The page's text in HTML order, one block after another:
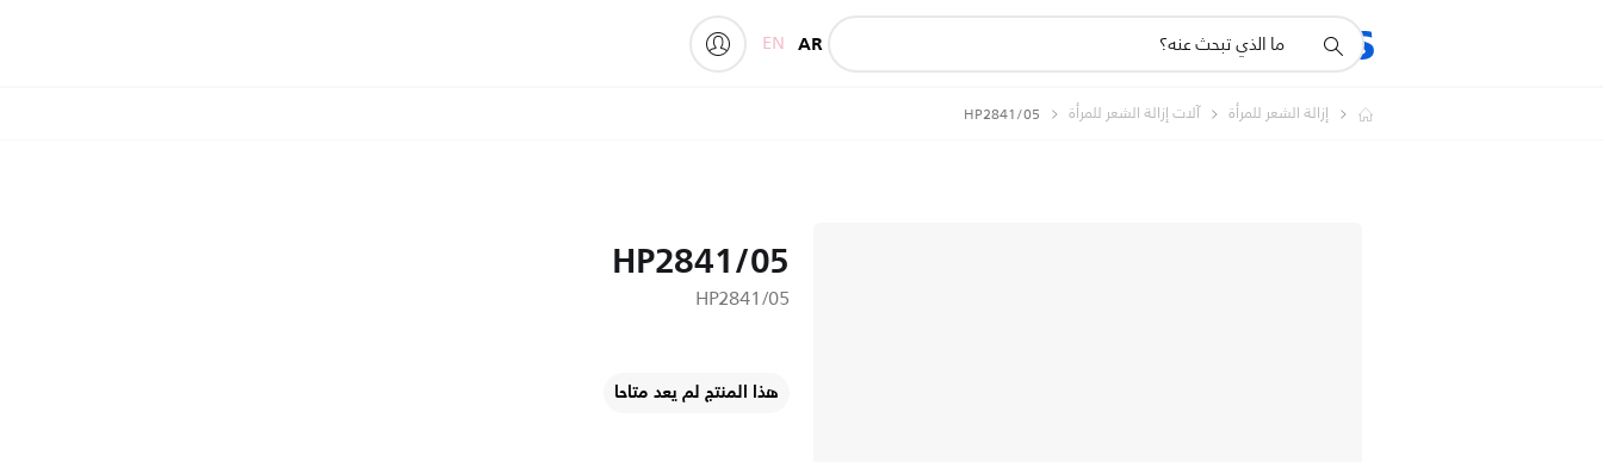
المنتجات
أيقونة
دعم
AR
EN
إزالة الشعر للمرأة آلات إزالة الشعر للمرأة HP2841/05
HP2841/05
HP2841/05
هذا المنتج لم يعد متاحا